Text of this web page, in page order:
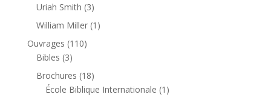
Uriah Smith 33
produits
William Miller 1 1
Ouvrages 110110
Bibles 33
produits
Brochures 1818
produits
École Biblique Internationale 1 1